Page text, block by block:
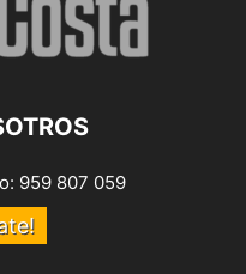
959 807 059